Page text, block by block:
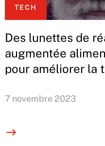
TECH
Des lunettes de
augmentée
pour améliorer la
7 novembre 2023